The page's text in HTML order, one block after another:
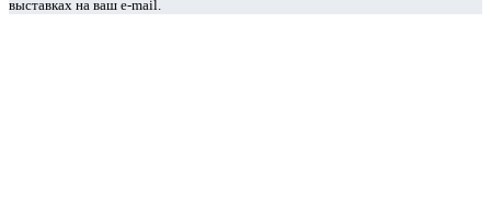
выставках на ваш e-mail.